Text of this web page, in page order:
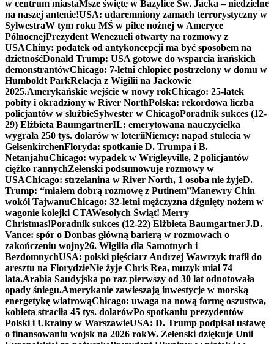
w centrum miastaMsze święte w Bazylice Św. Jacka – niedzielne
na naszej antenie!USA: udaremniony zamach terrorystyczny w
SylwestraW tym roku MŚ w piłce nożnej w Ameryce
PółnocnejPrezydent Wenezueli otwarty na rozmowy z
USAChiny: podatek od antykoncepcji ma być sposobem na
dzietnośćDonald Trump: USA gotowe do wsparcia irańskich
demonstrantówChicago: 7-letni chłopiec postrzelony w domu w
Humboldt ParkRelacja z Wigilii na Jackowie
2025.Amerykańskie wejście w nowy rokChicago: 25-latek
pobity i okradziony w River NorthPolska: rekordowa liczba
policjantów w służbieSylwester w ChicagoPoradnik sukces (12-
29) Elżbieta BaumgartnerIL: emerytowana nauczycielka
wygrała 250 tys. dolarów w loteriiNiemcy: napad stulecia w
GelsenkirchenFloryda: spotkanie D. Trumpa i B.
NetanjahuChicago: wypadek w Wrigleyville, 2 policjantów
ciężko rannychZełenski podsumowuje rozmowy w
USAChicago: strzelanina w River North, 1 osoba nie żyjeD.
Trump: “miałem dobrą rozmowę z Putinem”Manewry Chin
wokół TajwanuChicago: 32-letni mężczyzna dźgnięty nożem w
wagonie kolejki CTAWesołych Świąt! Merry
Christmas!Poradnik sukces (12-22) Elżbieta BaumgartnerJ.D.
Vance: spór o Donbas główną barierą w rozmowach o
zakończeniu wojny26. Wigilia dla Samotnych i
BezdomnychUSA: polski pięściarz Andrzej Wawrzyk trafił do
aresztu na FlorydzieNie żyje Chris Rea, muzyk miał 74
lata.Arabia Saudyjska po raz pierwszy od 30 lat odnotowała
opady śniegu.Amerykanie zawieszają inwestycje w morską
energetykę wiatrowąChicago: uwaga na nową formę oszustwa,
kobieta straciła 45 tys. dolarówPo spotkaniu prezydentów
Polski i Ukrainy w WarszawieUSA: D. Trump podpisał ustawę
o finansowaniu wojsk na 2026 rokW. Zełenski dziękuje Unii